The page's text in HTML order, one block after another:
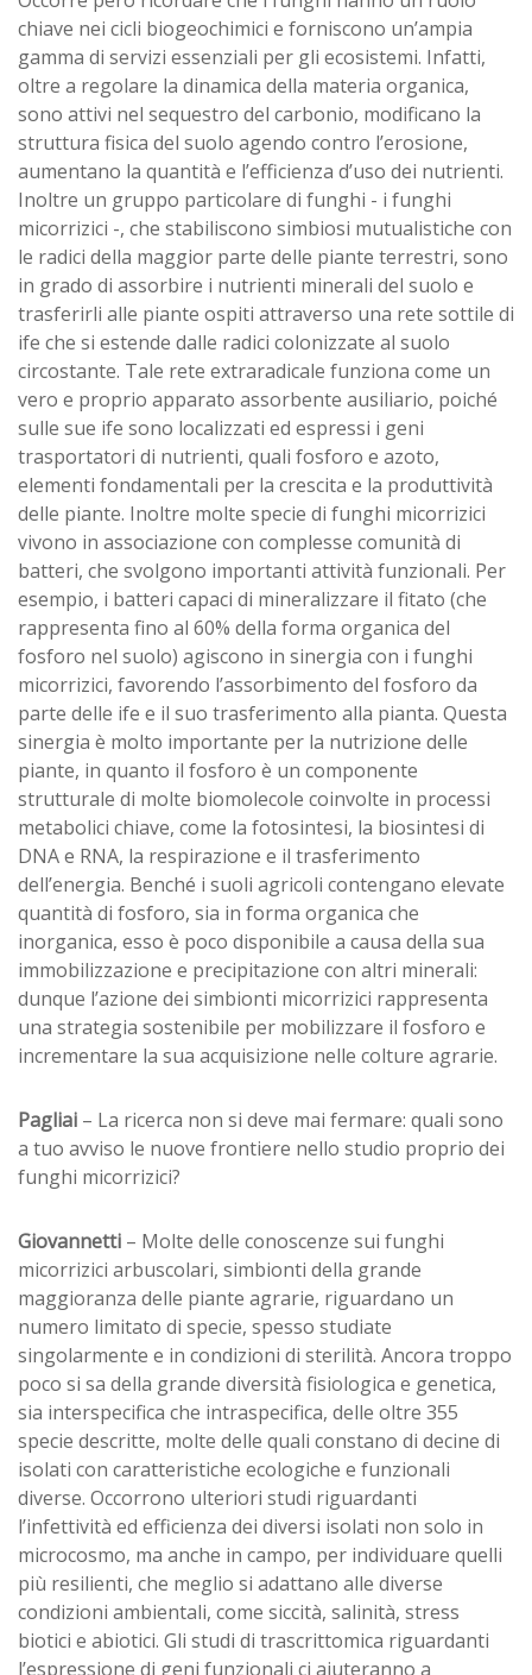
chiave nei cicli biogeochimici e forniscono un’ampia
gamma di servizi essenziali per gli ecosistemi. Infatti,
oltre a regolare la dinamica della materia organica,
sono attivi nel sequestro del carbonio, modificano la
struttura fisica del suolo agendo contro l’erosione,
aumentano la quantità e l’efficienza d’uso dei nutrienti.
Inoltre un gruppo particolare di funghi - i funghi
micorrizici -, che stabiliscono simbiosi mutualistiche con
le radici della maggior parte delle piante terrestri, sono
in grado di assorbire i nutrienti minerali del suolo e
trasferirli alle piante ospiti attraverso una rete sottile di
ife che si estende dalle radici colonizzate al suolo
circostante. Tale rete extraradicale funziona come un
vero e proprio apparato assorbente ausiliario, poiché
sulle sue ife sono localizzati ed espressi i geni
trasportatori di nutrienti, quali fosforo e azoto,
elementi fondamentali per la crescita e la produttività
delle piante. Inoltre molte specie di funghi micorrizici
vivono in associazione con complesse comunità di
batteri, che svolgono importanti attività funzionali. Per
esempio, i batteri capaci di mineralizzare il fitato (che
rappresenta fino al 60% della forma organica del
fosforo nel suolo) agiscono in sinergia con i funghi
micorrizici, favorendo l’assorbimento del fosforo da
parte delle ife e il suo trasferimento alla pianta. Questa
sinergia è molto importante per la nutrizione delle
piante, in quanto il fosforo è un componente
strutturale di molte biomolecole coinvolte in processi
metabolici chiave, come la fotosintesi, la biosintesi di
DNA e RNA, la respirazione e il trasferimento
dell’energia. Benché i suoli agricoli contengano elevate
quantità di fosforo, sia in forma organica che
inorganica, esso è poco disponibile a causa della sua
immobilizzazione e precipitazione con altri minerali:
dunque l’azione dei simbionti micorrizici rappresenta
una strategia sostenibile per mobilizzare il fosforo e
incrementare la sua acquisizione nelle colture agrarie.
Pagliai – La ricerca non si deve mai fermare: quali sono
a tuo avviso le nuove frontiere nello studio proprio dei
funghi micorrizici?
Giovannetti – Molte delle conoscenze sui funghi
micorrizici arbuscolari, simbionti della grande
maggioranza delle piante agrarie, riguardano un
numero limitato di specie, spesso studiate
singolarmente e in condizioni di sterilità. Ancora troppo
poco si sa della grande diversità fisiologica e genetica,
sia interspecifica che intraspecifica, delle oltre 355
specie descritte, molte delle quali constano di decine di
isolati con caratteristiche ecologiche e funzionali
diverse. Occorrono ulteriori studi riguardanti
l’infettività ed efficienza dei diversi isolati non solo in
microcosmo, ma anche in campo, per individuare quelli
più resilienti, che meglio si adattano alle diverse
condizioni ambientali, come siccità, salinità, stress
biotici e abiotici. Gli studi di trascrittomica riguardanti
l’espressione di geni funzionali ci aiuteranno a